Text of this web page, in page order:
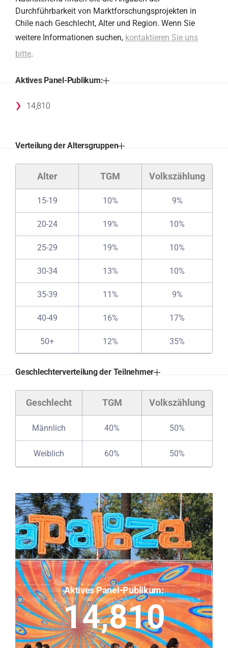
Durchführbarkeit von Marktforschungsprojekten in
Chile nach Geschlecht, Alter und Region. Wenn Sie
weitere Informationen suchen, kontaktieren Sie uns
bitte.
Aktives Panel-Publikum:
› 14,810
Verteilung der Altersgruppen
Alter TGM Volkszählung
15-19 10% 9%
20-24 19% 10%
25-29 19% 10%
30-34 13% 10%
35-39 11% 9%
40-49 16% 17%
50+ 12% 35%
Geschlechterverteilung der Teilnehmer
Geschlecht TGM Volkszählung
Männlich 40% 50%
Weiblich 60% 50%
Aktives Panel-Publikum:
14,810